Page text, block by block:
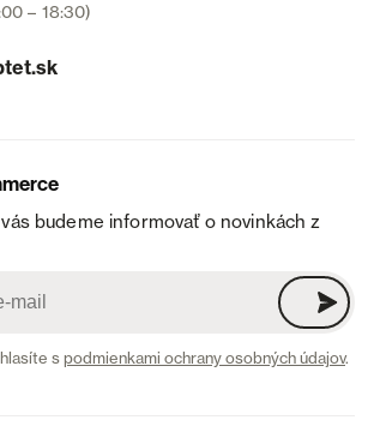
– 18:30)
budeme informovať o novinkách z
spodmienkami ochrany osobných údajov.